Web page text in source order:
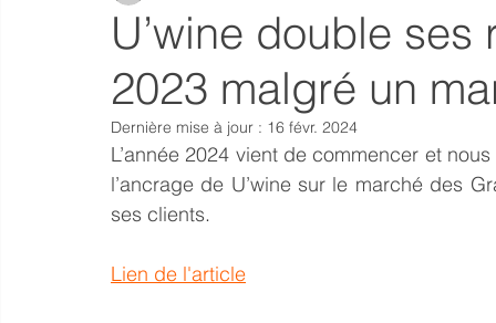
U’wine double
2023 malgré un
Dernière mise à jour : 16 févr. 2024
L’année 2024 vient de commencer et
l’ancrage de U’wine sur le marché des
ses clients.
Lien de l'article